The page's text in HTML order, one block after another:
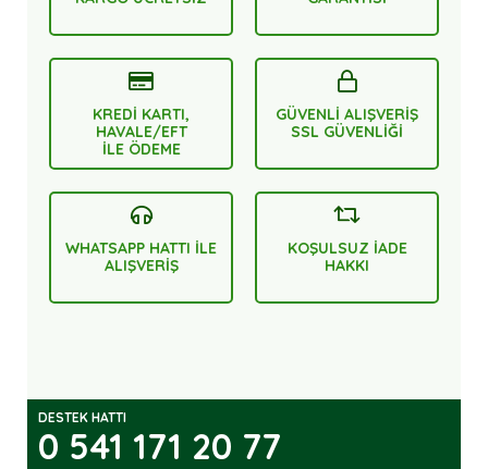
KREDİ KARTI,
HAVALE/EFT
İLE ÖDEME
GÜVENLİ ALIŞVERİŞ
SSL GÜVENLİĞİ
WHATSAPP HATTI İLE
ALIŞVERİŞ
KOŞULSUZ İADE
HAKKI
DESTEK HATTI
0 541 171 20 77